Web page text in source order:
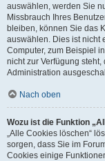
auswählen, werden Sie
Missbrauch Ihres
bleiben, können Sie das
auswählen. Dies ist nicht
Computer, zum Beispiel
nicht zur Verfügung
Administration
Nach oben
Wozu ist die Funktion
„Alle Cookies löschen“
sorgen, dass Sie im
Cookies einige